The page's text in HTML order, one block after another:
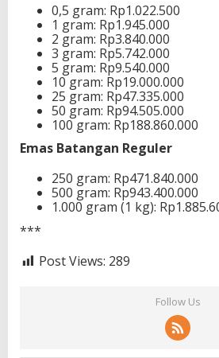
0,5 gram: Rp1.022.500
1 gram: Rp1.945.000
2 gram: Rp3.840.000
3 gram: Rp5.742.000
5 gram: Rp9.540.000
10 gram: Rp19.000.000
25 gram: Rp47.335.000
50 gram: Rp94.505.000
100 gram: Rp188.860.000
Emas Batangan Reguler
250 gram: Rp471.840.000
500 gram: Rp943.400.000
1.000 gram (1 kg):
***
Post Views: 289
Follow Us